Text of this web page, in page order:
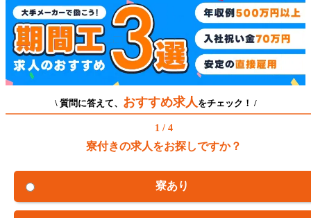
\ 質問に答えて、 おすすめ求人 をチェック！ /
1 / 4
寮付きの求人をお探しですか？
寮あり